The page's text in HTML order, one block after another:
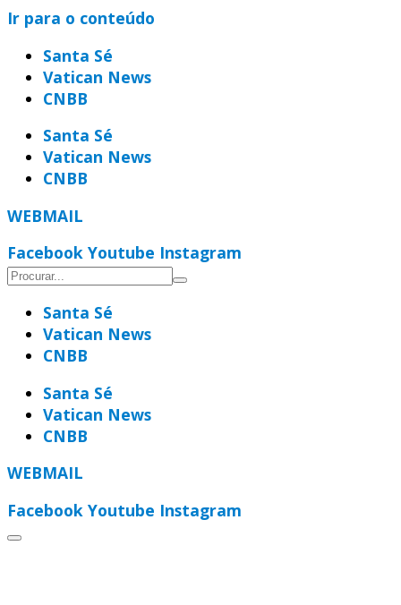
Ir para o conteúdo
Santa Sé
Vatican News
CNBB
Santa Sé
Vatican News
CNBB
WEBMAIL
Facebook Youtube Instagram
Santa Sé
Vatican News
CNBB
Santa Sé
Vatican News
CNBB
WEBMAIL
Facebook Youtube Instagram